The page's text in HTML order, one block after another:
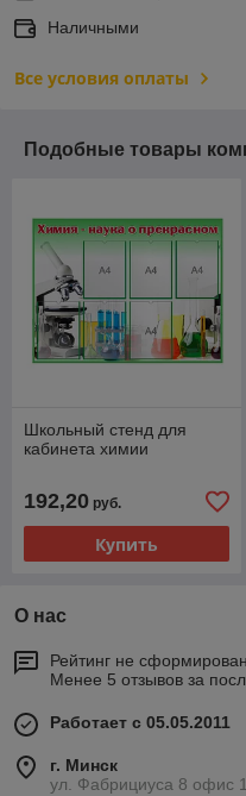
Наличными
Все условия оплаты
Подобные товары
Школьный стенд для
кабинета химии
192,20 руб.
Купить
О нас
Рейтинг не сформирован
Менее 5 отзывов за
Работает с 05.05.2011
г. Минск
ул. Фабрициуса 8 офис